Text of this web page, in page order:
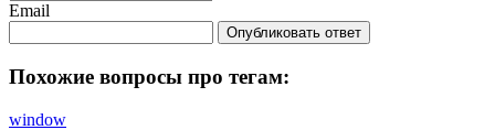
Email
Опубликовать ответ
Похожие вопросы про тегам:
window